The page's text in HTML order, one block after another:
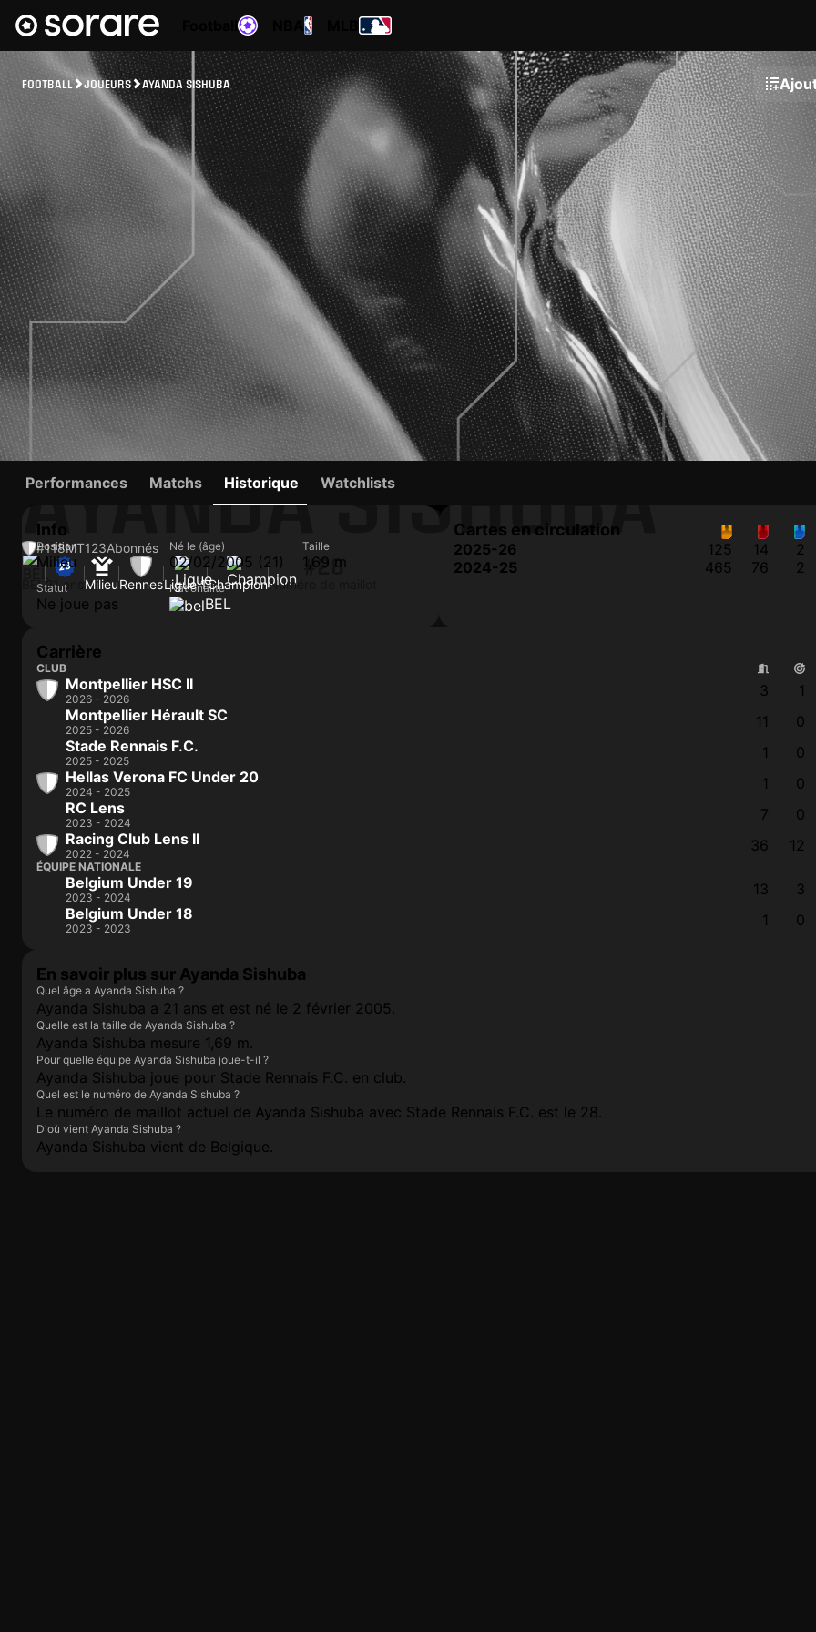
FOOTBALL JOUEURS AYANDA SISHUBA
AYANDA SISHUBA
#118MT123Abonnés
BEL21 ans MilieuRennesLigue 1Champion
#28
Numéro de maillot
Performances Matchs Historique Watchlists
Info
Position
Milieu
Né le (âge)
02/02/2005 (21)
Taille
1,69 m
Statut
Ne joue pas
Nationalité
BEL
Cartes en circulation
2025-26 125 14 2
2024-25
465 76 2
Carrière
CLUB
Montpellier HSC II
2026 - 2026 3 1
Montpellier Hérault SC
2025 - 2026 11 0
Stade Rennais F.C.
2025 - 2025 1 0
Hellas Verona FC Under 20
2024 - 2025 1 0
RC Lens
2023 - 2024 7 0
Racing Club Lens II
2022 - 2024 36 12
ÉQUIPE NATIONALE
Belgium Under 19
2023 - 2024 13 3
Belgium Under 18
2023 - 2023 1 0
En savoir plus sur Ayanda Sishuba
Quel âge a Ayanda Sishuba ?
Ayanda Sishuba a 21 ans et est né le 2 février 2005.
Quelle est la taille de Ayanda Sishuba ?
Ayanda Sishuba mesure 1,69 m.
Pour quelle équipe Ayanda Sishuba joue-t-il ?
Ayanda Sishuba joue pour Stade Rennais F.C. en club.
Quel est le numéro de Ayanda Sishuba ?
Le numéro de maillot actuel de Ayanda Sishuba avec Stade Rennais F.C. est le 28.
D'où vient Ayanda Sishuba ?
Ayanda Sishuba vient de Belgique.